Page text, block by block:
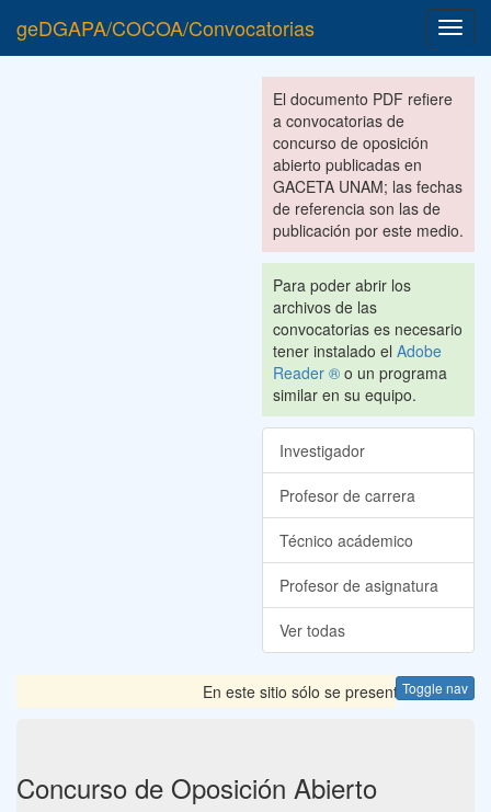
geDGAPA/COCOA/Convocatorias
El documento PDF refiere
a convocatorias de
concurso de oposición
abierto publicadas en
GACETA UNAM; las fechas
de referencia son las de
publicación por este medio.
Para poder abrir los
archivos de las
convocatorias es necesario
tener instalado el Adobe
Reader ® o un programa
similar en su equipo.
Investigador
Profesor de carrera
Técnico acádemico
Profesor de asignatura
Ver todas
Toggle nav
En este sitio sólo se presentan las
Concurso de Oposición Abierto